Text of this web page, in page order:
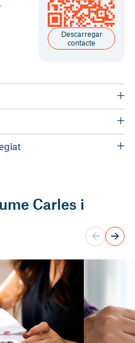
Descarregar
contacte
Carles i